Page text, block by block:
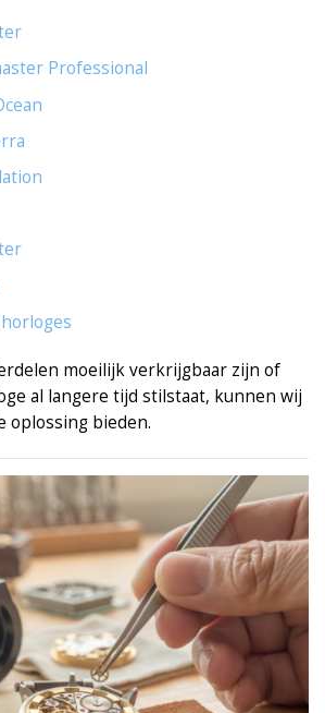
Professional
moeilijk verkrijgbaar zijn of
al langere tijd stilstaat, kunnen wij
oplossing bieden.